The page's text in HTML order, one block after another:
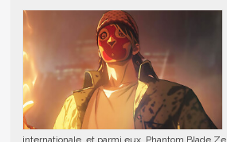
internationale, et parmi eux, Phantom Blade